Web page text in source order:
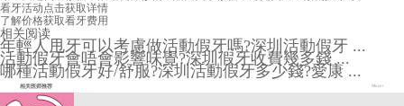
看牙活动点击获取详情
了解价格获取看牙费用
相关阅读
年輕人甩牙可以考慮做活動假牙嗎?深圳活動假牙 ...
活動假牙會唔會影響味覺?深圳假牙收費幾多錢 ...
哪種活動假牙好/舒服?深圳活動假牙多少錢?愛康 ...
相关医师推荐 More+